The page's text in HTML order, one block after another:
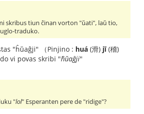
skribus tiun ĉinan vorton "ŭati", laŭ tio,
traduko.
"ĥŭaĝji" （Pinjino : huá (滑) jī(稽)
vi povas skribi "ĥŭaĝji"
"lol" Esperanten pere de "ridige"?